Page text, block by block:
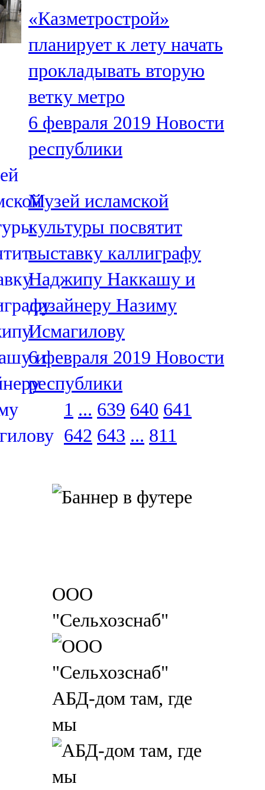
«Казметрострой»
планирует к лету начать
прокладывать вторую
ветку метро
6 февраля 2019 Новости
республики
Музей исламской
культуры посвятит
выставку каллиграфу
Наджипу Наккашу и
дизайнеру Назиму
Исмагилову
6 февраля 2019 Новости
республики
1 ... 639 640 641
642 643 ... 811
ООО
"Сельхозснаб"
АБД-дом там, где
мы